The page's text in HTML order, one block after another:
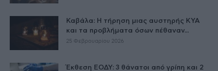
Καβάλα: Η τήρηση μιας αυστηρής ΚΥΑ
και τα προβλήματα όσων πέθαναν...
25 Φεβρουαρίου 2026
Έκθεση ΕΟΔΥ: 3 θάνατοι από γρίπη και 2